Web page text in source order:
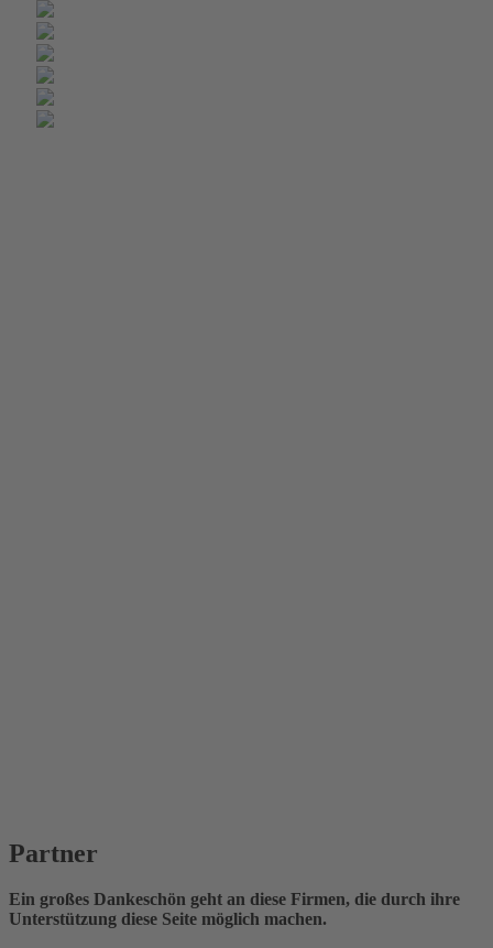
Partner
Ein großes Dankeschön geht an diese Firmen, die durch ihre
Unterstützung diese Seite möglich machen.